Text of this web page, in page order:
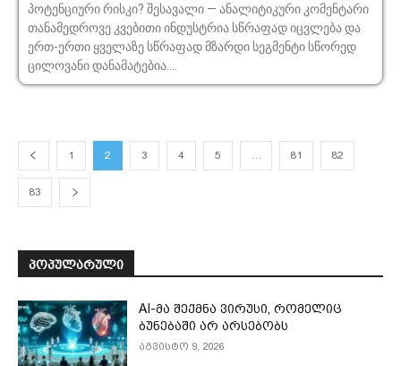
პოტენციური რისკი? შესავალი — ანალიტიკური კომენტარი
თანამედროვე კვებითი ინდუსტრია სწრაფად იცვლება და
ერთ-ერთი ყველაზე სწრაფად მზარდი სეგმენტი სწორედ
ცილოვანი დანამატებია....
1 2 3 4 5 … 81 82
83
ᲞᲝᲞᲣᲚᲐᲠᲣᲚᲘ
AI-მა შექმნა ვირუსი, რომელიც
ბუნებაში არ არსებობს
აგვისტო 9, 2026